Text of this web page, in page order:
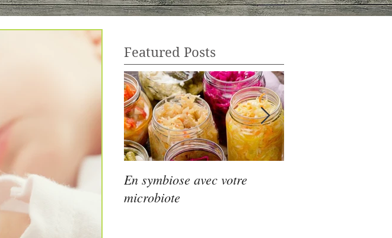
Featured Posts
En symbiose avec votre
microbiote